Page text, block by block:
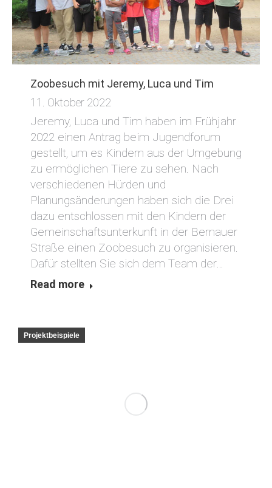
Zoobesuch mit Jeremy, Luca und Tim
11. Oktober 2022
Jeremy, Luca und Tim haben im Frühjahr
2022 einen Antrag beim Jugendforum
gestellt, um es Kindern aus der Umgebung
zu ermöglichen Tiere zu sehen. Nach
verschiedenen Hürden und
Planungsänderungen haben sich die Drei
dazu entschlossen mit den Kindern der
Gemeinschaftsunterkunft in der Bernauer
Straße einen Zoobesuch zu organisieren.
Dafür stellten Sie sich dem Team der…
Read more
Projektbeispiele